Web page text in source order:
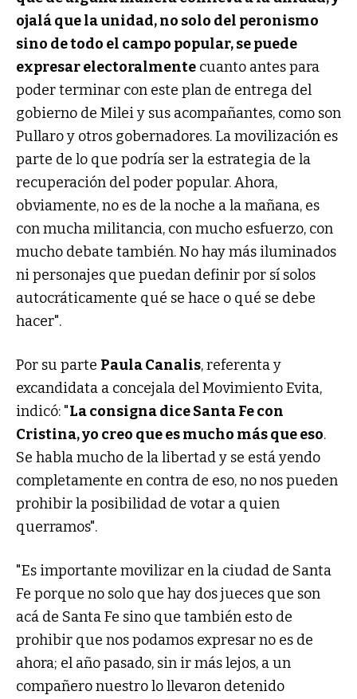
ojalá que la unidad, no solo del peronismo
sino de todo el campo popular, se puede
expresar electoralmente cuanto antes para
poder terminar con este plan de entrega del
gobierno de Milei y sus acompañantes, como son
Pullaro y otros gobernadores. La movilización es
parte de lo que podría ser la estrategia de la
recuperación del poder popular. Ahora,
obviamente, no es de la noche a la mañana, es
con mucha militancia, con mucho esfuerzo, con
mucho debate también. No hay más iluminados
ni personajes que puedan definir por sí solos
autocráticamente qué se hace o qué se debe
hacer".
Por su parte Paula Canalis, referenta y
excandidata a concejala del Movimiento Evita,
indicó: "La consigna dice Santa Fe con
Cristina, yo creo que es mucho más que eso.
Se habla mucho de la libertad y se está yendo
completamente en contra de eso, no nos pueden
prohibir la posibilidad de votar a quien
querramos".
"Es importante movilizar en la ciudad de Santa
Fe porque no solo que hay dos jueces que son
acá de Santa Fe sino que también esto de
prohibir que nos podamos expresar no es de
ahora; el año pasado, sin ir más lejos, a un
compañero nuestro lo llevaron detenido